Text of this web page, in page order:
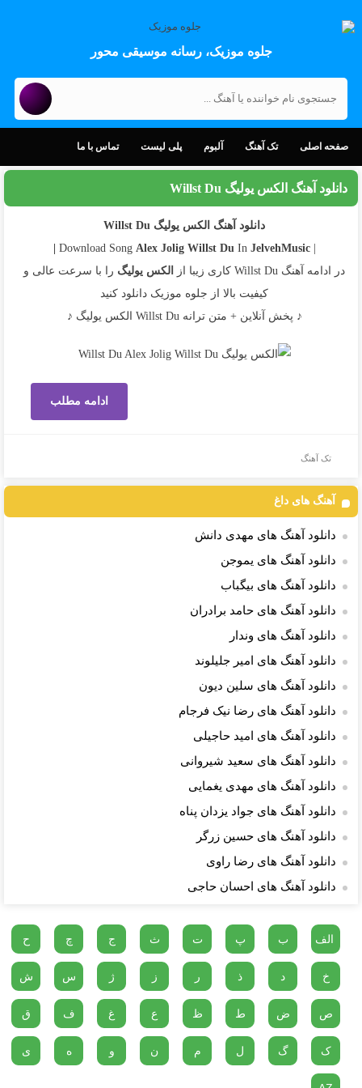
جلوه موزیک، رسانه موسیقی محور
صفحه اصلی تک آهنگ آلبوم پلی لیست تماس با ما
دانلود آهنگ الکس یولیگ Willst Du
دانلود آهنگ الکس یولیگ Willst Du
| Download Song
Alex Jolig Willst DuIn JelvehMusic |
در ادامه آهنگ Willst Du کاری زیبا از
الکس یولیگ را با سرعت عالی و
کیفیت بالا از جلوه موزیک دانلود کنید
♪ پخش آنلاین + متن ترانه Willst Du الکس یولیگ ♪
ادامه مطلب
تک آهنگ
آهنگ های داغ
دانلود آهنگ های مهدی دانش
دانلود آهنگ های یموجن
دانلود آهنگ های بیگباب
دانلود آهنگ های حامد برادران
دانلود آهنگ های وندار
دانلود آهنگ های امیر جلیلوند
دانلود آهنگ های سلین دیون
دانلود آهنگ های رضا نیک فرجام
دانلود آهنگ های امید حاجیلی
دانلود آهنگ های سعید شیروانى
دانلود آهنگ های مهدی یغمایی
دانلود آهنگ های جواد یزدان پناه
دانلود آهنگ های حسین زرگر
دانلود آهنگ های رضا راوی
دانلود آهنگ های احسان حاجی
الف ب پ ت ث ج چ ح
خ د ذ ر ز ژ س ش
ص ض ط ظ ع غ ف ق
ک گ ل م ن و ه ی